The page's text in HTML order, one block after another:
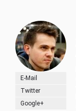
E-Mail
Twitter
Google+